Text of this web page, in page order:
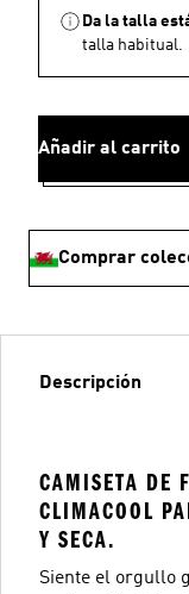
Da la talla
talla habitual.
Añadir al carrito
Comprar
Descripción
CAMISETA DE
CLIMACOOL
Y SECA.
Siente el orgullo